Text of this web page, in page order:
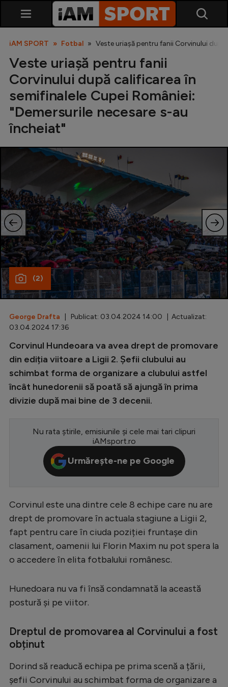
Liga 2
Cupa României
Echipa Națională
U21
Fotbal feminin
Special
Diverse
Inedit
Champions League
Europa League
Conference League
Premier League
LaLiga
Serie A
Ligue 1
Campionate
Starurile fotbalului
EURO 2024
Stranieri
Clasamente
Handbal
iAM SPORT Fotbal Veste uriașă pentru fanii Corvinului
Veste uriașă pentru fanii
Corvinului după calificarea în
semifinalele Cupei României:
"Demersurile necesare s-au
încheiat"
(2)
George Drafta | Publicat: 03.04.2024 14:00 | Actualizat:
03.04.2024 17:36
Corvinul Hundeoara va avea drept de promovare
din ediția viitoare a Ligii 2. Șefii clubului au
schimbat forma de organizare a clubului astfel
încât hunedorenii să poată să ajungă în prima
divizie după mai bine de 3 decenii.
Nu rata știrile, emisiunile și cele mai tari clipuri
iAMsport.ro
Urmărește-ne pe Google
Corvinul este una dintre cele 8 echipe care nu are
drept de promovare în actuala stagiune a Ligii 2,
fapt pentru care în ciuda poziției fruntașe din
clasament, oamenii lui Florin Maxim nu pot spera la
o accedere în elita fotbalului românesc.
Hunedoara nu va fi însă condamnată la această
postură și pe viitor.
Dreptul de promovarea al Corvinului a fost
obținut
Dorind să readucă echipa pe prima scenă a țării,
șefii Corvinului au schimbat forma de organizare a